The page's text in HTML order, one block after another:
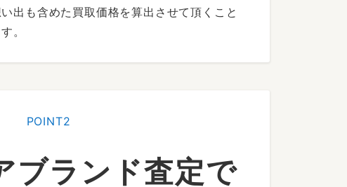
出も含めた買取価格を算出させて頂くこと
。
POINT2
ブランド査定で